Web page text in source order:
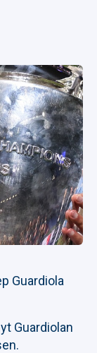
Guardiola
Guardiolan